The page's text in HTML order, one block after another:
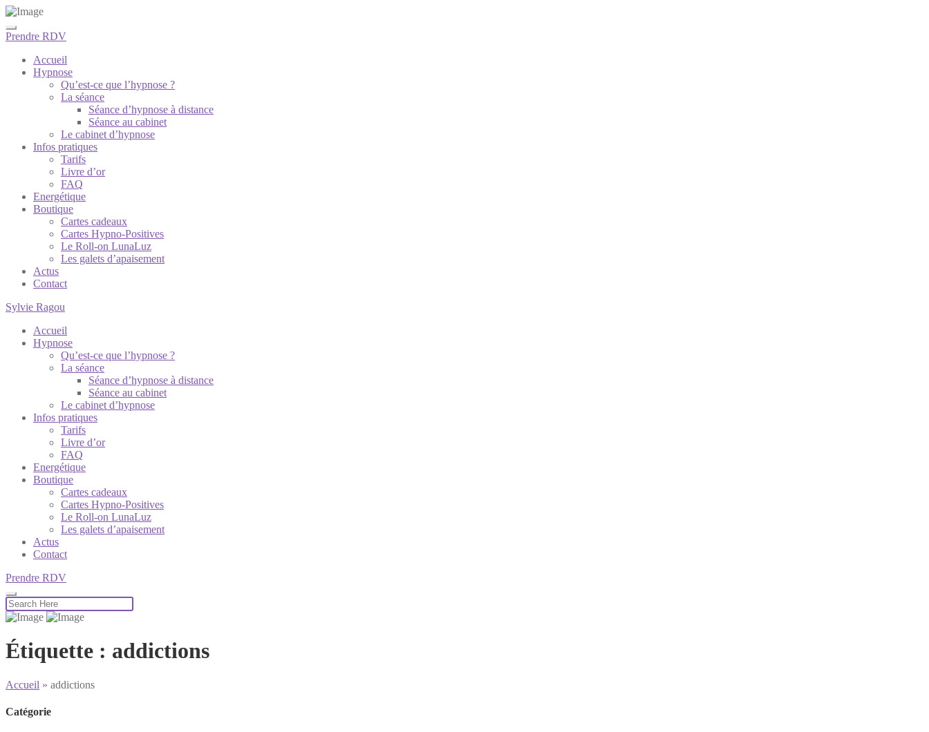
Prendre RDV
Accueil
Hypnose
Qu’est-ce que l’hypnose ?
La séance
Séance d’hypnose à distance
Séance au cabinet
Le cabinet d’hypnose
Infos pratiques
Tarifs
Livre d’or
FAQ
Energétique
Boutique
Cartes cadeaux
Cartes Hypno-Positives
Le Roll-on LunaLuz
Les galets d’apaisement
Actus
Contact
Sylvie Ragou
Accueil
Hypnose
Qu’est-ce que l’hypnose ?
La séance
Séance d’hypnose à distance
Séance au cabinet
Le cabinet d’hypnose
Infos pratiques
Tarifs
Livre d’or
FAQ
Energétique
Boutique
Cartes cadeaux
Cartes Hypno-Positives
Le Roll-on LunaLuz
Les galets d’apaisement
Actus
Contact
Prendre RDV
Étiquette : addictions
Accueil » addictions
Catégorie